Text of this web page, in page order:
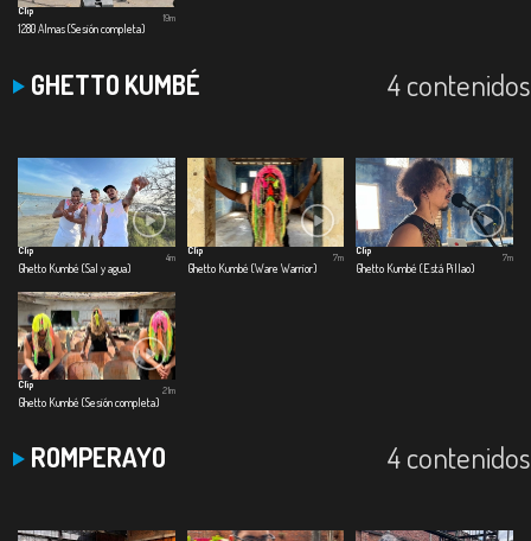
Clip
1280 Almas (Sesión completa)
19m
GHETTO KUMBÉ 4 contenidos
Clip
Ghetto Kumbé (Sal y agua)
4m
Clip
Ghetto Kumbé (Ware Warrior)
7m
Clip
Ghetto Kumbé (Está Pillao)
7m
Clip
Ghetto Kumbé (Sesión completa)
21m
ROMPERAYO 4 contenidos